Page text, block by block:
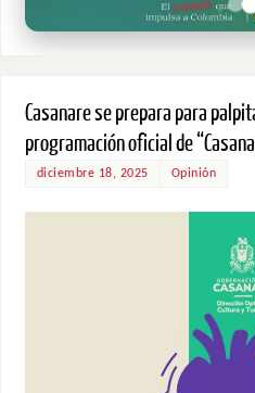
Casanare se prepara para
programación oficial de
diciembre 18, 2025 Opinión